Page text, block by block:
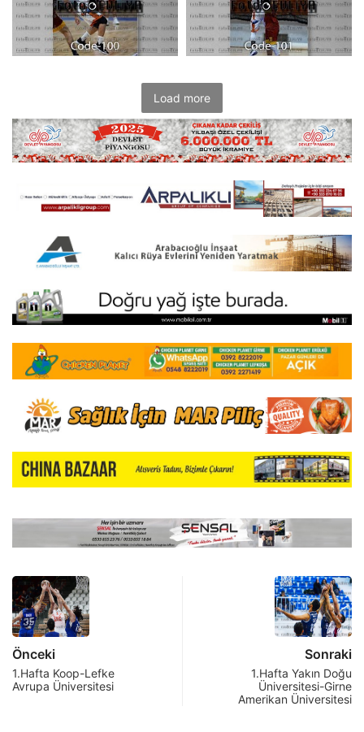
Load more
Önceki
1.Hafta Koop-Lefke
Avrupa Üniversitesi
Sonraki
1.Hafta Yakın Doğu
Üniversitesi-Girne
Amerikan Üniversitesi